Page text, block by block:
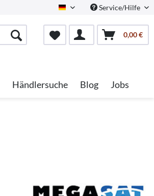
German Service/Hilfe
0,00 €
Händlersuche Blog Jobs